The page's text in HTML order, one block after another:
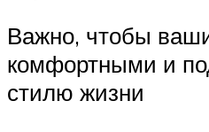
Важно, чтобы
комфортными и
стилю жизни